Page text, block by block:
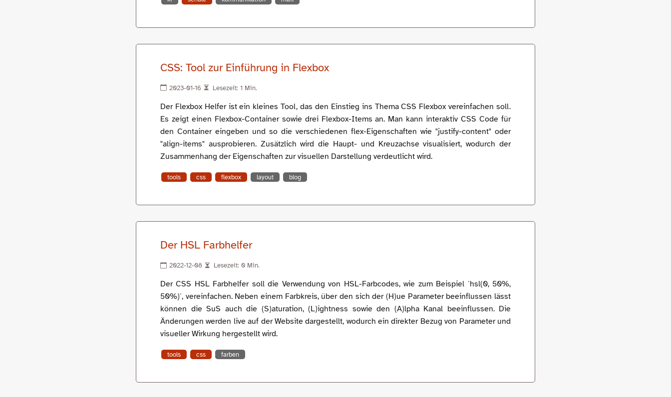
CSS: Tool zur Einführung in Flexbox
2023-01-16 Lesezeit: 1 Min.
Der Flexbox Helfer ist ein kleines Tool, das den Einstieg ins Thema CSS Flexbox vereinfachen soll.
Es zeigt einen Flexbox-Container sowie drei Flexbox-Items an. Man kann interaktiv CSS Code für
den Container eingeben und so die verschiedenen flex-Eigenschaften wie "justify-content" oder
"align-items" ausprobieren. Zusätzlich wird die Haupt- und Kreuzachse visualisiert, wodurch der
Zusammenhang der Eigenschaften zur visuellen Darstellung verdeutlicht wird.
tools css flexbox layout blog
Der HSL Farbhelfer
2022-12-08 Lesezeit: 0 Min.
Der CSS HSL Farbhelfer soll die Verwendung von HSL-Farbcodes, wie zum Beispiel `hsl(0, 50%,
50%)`, vereinfachen. Neben einem Farbkreis, über den sich der (H)ue Parameter beeinflussen lässt
können die SuS auch die (S)aturation, (L)ightness sowie den (A)lpha Kanal beeinflussen. Die
Änderungen werden live auf der Website dargestellt, wodurch ein direkter Bezug von Parameter und
visueller Wirkung hergestellt wird.
tools css farben